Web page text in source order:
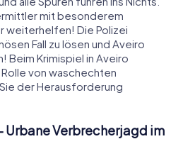
mit besonderem
weiterhelfen! Die Polizei
Fall zu lösen und Aveiro
Beim Krimispiel in Aveiro
von waschechten
der Herausforderung
Urbane Verbrecherjagd im